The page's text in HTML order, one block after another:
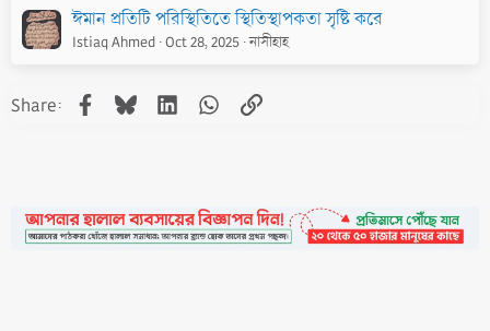
ঈমান প্রতিটি পরিস্থিতিতে স্থিতিস্থাপকতা সৃষ্টি করে
Istiaq Ahmed Oct 28, 2025 নাসীহাহ
Share: Facebook
BlueskyLinkedInWhatsApp
Link